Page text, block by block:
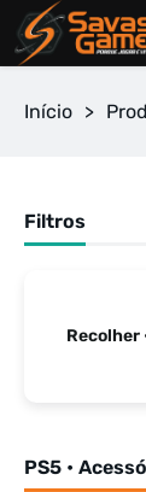
Início >
PS5 •
Filtros
Recolher